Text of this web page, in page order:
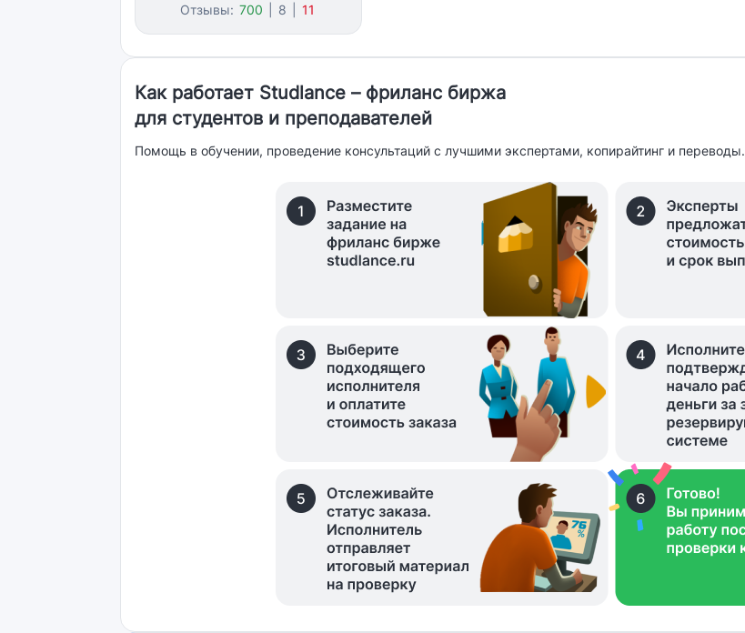
Отзывы: 700 8 11
Как работает Studlance – фриланс биржа
для студентов и преподавателей
Помощь в обучении, проведение консультаций с лучшими экспертами, копирайтинг и переводы.